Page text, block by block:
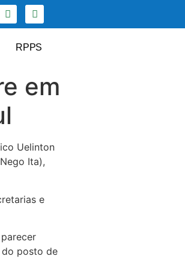
RPPS
em
Uelinton
Ita),
e
do posto de